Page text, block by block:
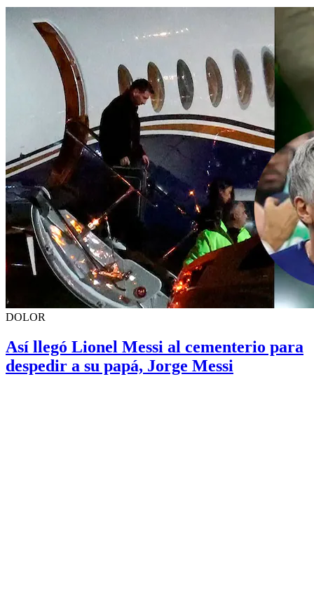
DOLOR
Así llegó Lionel Messi al cementerio para
despedir a su papá, Jorge Messi